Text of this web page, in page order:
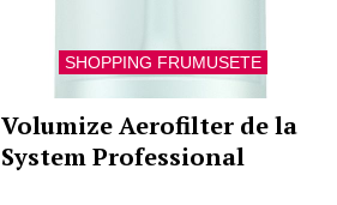
SHOPPING FRUMUSETE
Volumize Aerofilter de la
System Professional